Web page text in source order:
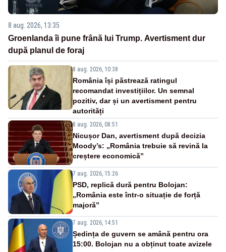
8 aug. 2026, 13:35
Groenlanda îi pune frână lui Trump. Avertisment dur
după planul de foraj
8 aug. 2026, 10:38
România își păstrează ratingul
recomandat investițiilor. Un semnal
pozitiv, dar și un avertisment pentru
autorități
8 aug. 2026, 08:51
Nicușor Dan, avertisment după decizia
Moody’s: „România trebuie să revină la
creștere economică”
7 aug. 2026, 15:26
PSD, replică dură pentru Bolojan:
„România este într-o situație de forță
majoră”
7 aug. 2026, 14:51
Ședința de guvern se amână pentru ora
15:00. Bolojan nu a obținut toate avizele